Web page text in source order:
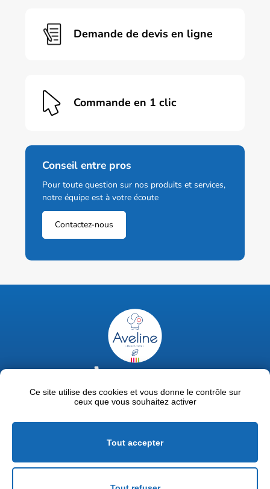
Demande de devis en ligne
Commande en 1 clic
Conseil entre pros
Pour toute question sur nos produits et services,
notre équipe est à votre écoute
Contactez-nous
02 47 63 18 92
contact@avelinepro.fr
Mentions légales
Politique de confidentialité
Ce site utilise des cookies et vous donne le contrôle sur
ceux que vous souhaitez activer
Tout accepter